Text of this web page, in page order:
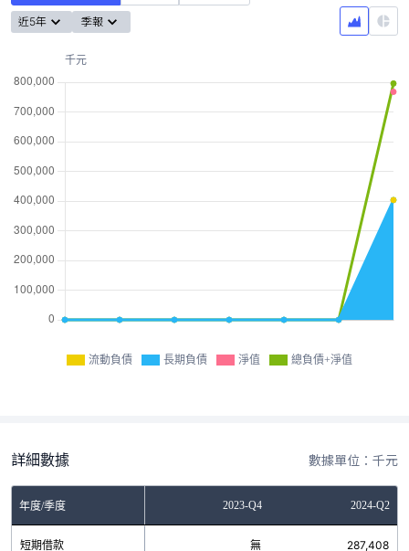
近5年 季報
流動負債 長期負債 淨值 總負債+淨值
詳細數據 數據單位：千元
年度/季度 2023-Q4 2024-Q2
短期借款 無 287,408